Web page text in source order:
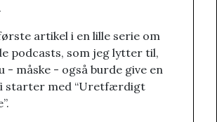
artikel i en lille serie om
podcasts, som jeg lytter til,
- måske - også burde give en
starter med “Uretfærdigt